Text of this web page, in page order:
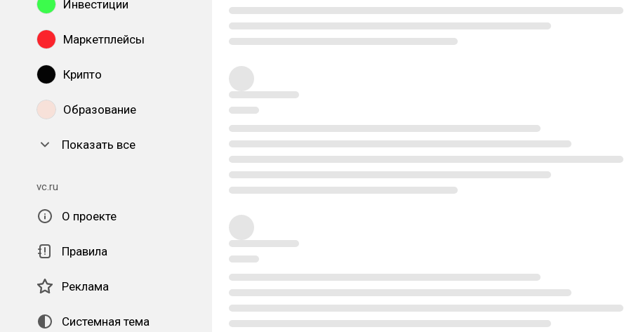
Инвестиции
Маркетплейсы
Крипто
Образование
Показать все
vc.ru
О проекте
Правила
Реклама
Системная тема